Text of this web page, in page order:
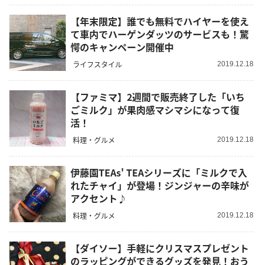
【年末限定】誰でも無料でハイヤーを使え
て車内でハーゲンダッツのサービスも！驚
愕のキャンペーン開催中
ライフスタイル 2019.12.18
【ファミマ】2週間で販売終了した「いち
ごミルク」が果肉感マシマシになって復
活！
料理・グルメ 2019.12.18
伊藤園TEAs' TEAシリーズに「ミルクで入
れたチャイ」が登場！ジンジャーの辛味が
アクセント♪
料理・グルメ 2019.12.18
【ダイソー】手軽にクリスマスプレゼント
のラッピングができるグッズを発見！おう